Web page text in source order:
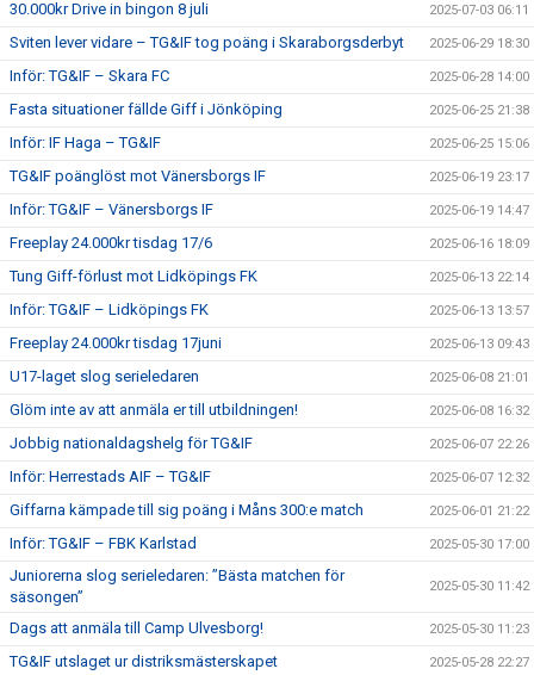
30.000kr Drive in bingon 8 juli 2025-07-03 06:11
Sviten lever vidare – TG&IF tog poäng i Skaraborgsderbyt 2025-06-29 18:30
Inför: TG&IF – Skara FC 2025-06-28 14:00
Fasta situationer fällde Giff i Jönköping 2025-06-25 21:38
Inför: IF Haga – TG&IF 2025-06-25 15:06
TG&IF poänglöst mot Vänersborgs IF 2025-06-19 23:17
Inför: TG&IF – Vänersborgs IF 2025-06-19 14:47
Freeplay 24.000kr tisdag 17/6 2025-06-16 18:09
Tung Giff-förlust mot Lidköpings FK 2025-06-13 22:14
Inför: TG&IF – Lidköpings FK 2025-06-13 13:57
Freeplay 24.000kr tisdag 17juni 2025-06-13 09:43
U17-laget slog serieledaren 2025-06-08 21:01
Glöm inte av att anmäla er till utbildningen! 2025-06-08 16:32
Jobbig nationaldagshelg för TG&IF 2025-06-07 22:26
Inför: Herrestads AIF – TG&IF 2025-06-07 12:32
Giffarna kämpade till sig poäng i Måns 300:e match 2025-06-01 21:22
Inför: TG&IF – FBK Karlstad 2025-05-30 17:00
Juniorerna slog serieledaren: ”Bästa matchen för
säsongen”
2025-05-30 11:42
Dags att anmäla till Camp Ulvesborg! 2025-05-30 11:23
TG&IF utslaget ur distriksmästerskapet 2025-05-28 22:27